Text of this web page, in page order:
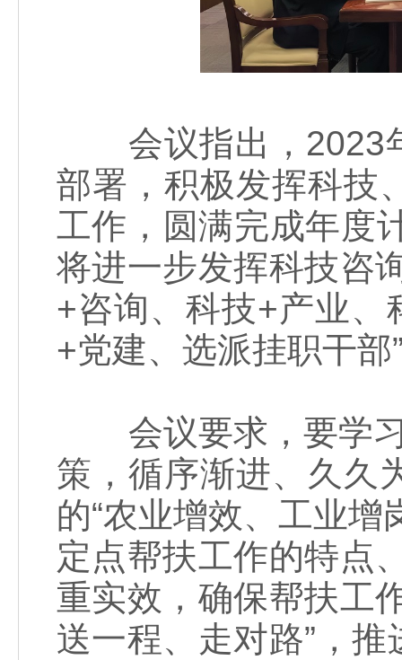
会议指出，2023年
部署，积极发挥科技
工作，圆满完成年度
将进一步发挥科技咨
+咨询、科技+产业
+党建、选派挂职干
会议要求，要学习
策，循序渐进、久久
的“农业增效、工业
定点帮扶工作的特点
重实效，确保帮扶工
送一程、走对路”，